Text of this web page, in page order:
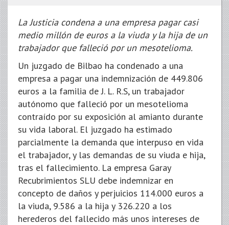
La Justicia condena a una empresa pagar casi
medio millón de euros a la viuda y la hija de un
trabajador que falleció por un mesotelioma.
Un juzgado de Bilbao ha condenado a una
empresa a pagar una indemnización de 449.806
euros a la familia de J. L. R.S, un trabajador
autónomo que falleció por un mesotelioma
contraído por su exposición al amianto durante
su vida laboral. El juzgado ha estimado
parcialmente la demanda que interpuso en vida
el trabajador, y las demandas de su viuda e hija,
tras el fallecimiento. La empresa Garay
Recubrimientos SLU debe indemnizar en
concepto de daños y perjuicios 114.000 euros a
la viuda, 9.586 a la hija y 326.220 a los
herederos del fallecido más unos intereses de